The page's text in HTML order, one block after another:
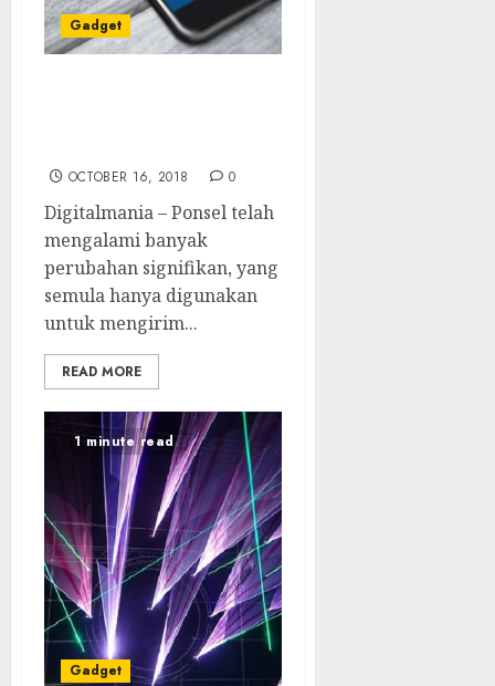
Gadget
OCTOBER 16, 2018 0
Digitalmania – Ponsel telah
mengalami banyak
perubahan signifikan, yang
semula hanya digunakan
untuk mengirim...
READ MORE
1 minute read
Gadget